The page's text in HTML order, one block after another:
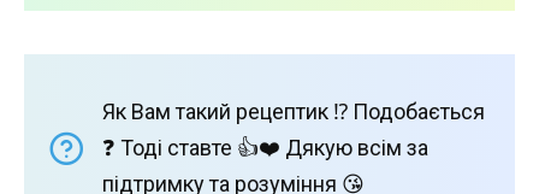
Як Вам такий рецептик ⁉️ Подобається
❓ Тоді ставте 👍❤️ Дякую всім за
підтримку та розуміння 😘